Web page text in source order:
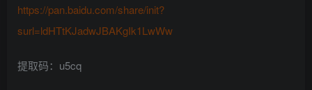
https://pan.baidu.com/share/init?
surl=ldHTtKJadwJBAKgIk1LwWw
提取码：u5cq